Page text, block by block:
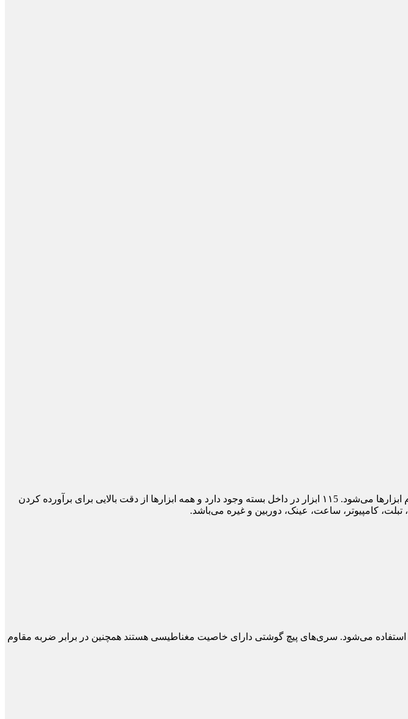
و لاستیک که باعث دوام ابزارها می‌شود. ۱۱5 ابزار در داخل بسته وجود دارد و همه ابزارها از دقت بالایی برای برآورده کردن
اضافه استفاده می‌شود. سری‌های پیچ گوشتی دارای خاصیت مغناطیسی هستند همچنین در برابر ضربه مقاوم